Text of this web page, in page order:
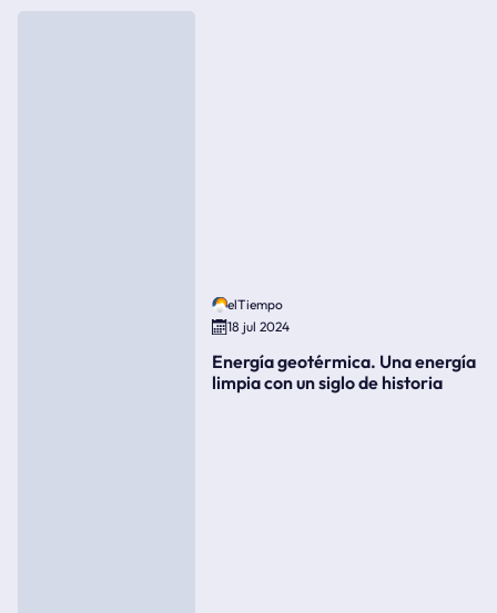
elTiempo
18 jul 2024
Energía geotérmica. Una energía
limpia con un siglo de historia